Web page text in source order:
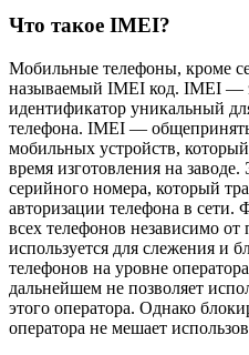
Что такое IMEI?
Мобильные телефоны, кроме
называемый IMEI код. IMEI —
идентификатор уникальный
телефона. IMEI —
мобильных устройств,
время изготовления на
серийного номера, который
авторизации телефона в сети.
всех телефонов независимо
используется для слежения и
телефонов на уровне
дальнейшем не позволяет
этого оператора. Однако
оператора не мешает